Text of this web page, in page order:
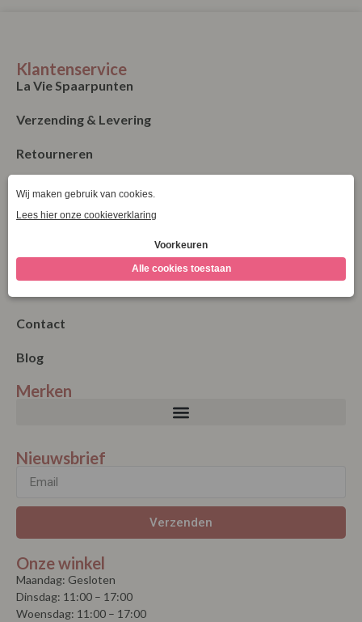
Klantenservice
La Vie Spaarpunten
Verzending & Levering
Retourneren
Bestellen
Betalen
Algemene Voorwaarden
Contact
Blog
Merken
Nieuwsbrief
Verzenden
Onze winkel
Maandag: Gesloten
Dinsdag: 11:00 – 17:00
Woensdag: 11:00 – 17:00